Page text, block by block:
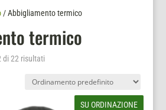
/ Abbigliamento termico
termico
di 22 risultati
SU ORDINAZIONE